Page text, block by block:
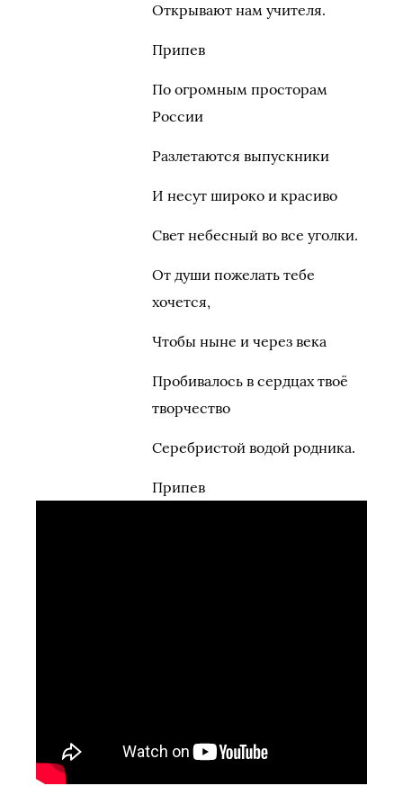
Открывают нам учителя.
Припев
По огромным просторам
России
Разлетаются выпускники
И несут широко и красиво
Свет небесный во все уголки.
От души пожелать тебе
хочется,
Чтобы ныне и через века
Пробивалось в сердцах твоё
творчество
Серебристой водой родника.
Припев